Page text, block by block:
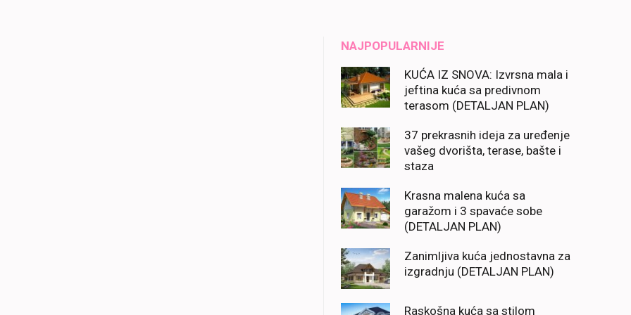
NAJPOPULARNIJE
KUĆA IZ SNOVA: Izvrsna mala i
jeftina kuća sa predivnom
terasom (DETALJAN PLAN)
37 prekrasnih ideja za uređenje
vašeg dvorišta, terase, bašte i
staza
Krasna malena kuća sa
garažom i 3 spavaće sobe
(DETALJAN PLAN)
Zanimljiva kuća jednostavna za
izgradnju (DETALJAN PLAN)
Raskošna kuća sa stilom